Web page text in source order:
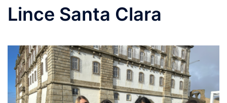
Lince Santa Clara